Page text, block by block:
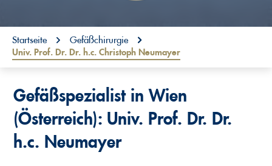
You are here:
Startseite
Gefäßchirurgie
Univ. Prof. Dr. Dr. h.c. Christoph Neumayer
Gefäßspezialist in Wien
(Österreich): Univ. Prof. Dr. Dr.
h.c. Neumayer